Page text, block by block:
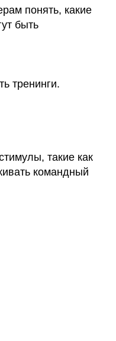
понять, какие
быть
тренинги.
такие как
командный